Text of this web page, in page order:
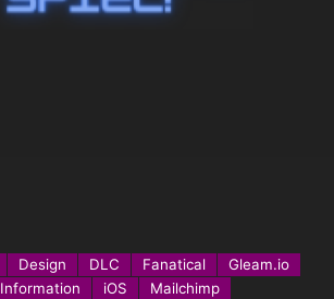
Design DLC Fanatical
Gleam.io
Information iOS Mailchimp